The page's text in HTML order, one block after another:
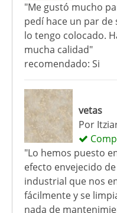
"Me gustó mucho
pedí hace un par de
lo tengo colocado.
mucha calidad"
recomendado: Si
vetas
Por
"Lo hemos puesto
efecto envejecido
industrial que nos
fácilmente y se
nada de